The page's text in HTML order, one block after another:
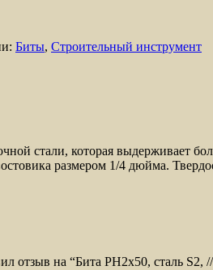
Биты, Строительный инструмент
стали, которая выдерживает
размером 1/4 дюйма.
отзыв на “Бита PH2х50, сталь S2,